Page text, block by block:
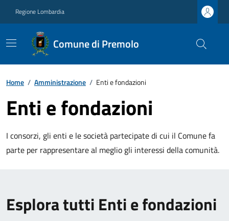
Regione Lombardia
Comune di Premolo
Home / Amministrazione / Enti e fondazioni
Enti e fondazioni
I consorzi, gli enti e le società partecipate di cui il Comune fa
parte per rappresentare al meglio gli interessi della comunità.
Esplora tutti Enti e fondazioni